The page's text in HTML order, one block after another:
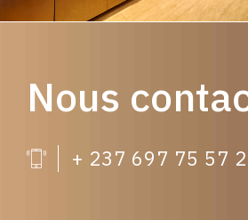
Nous
+ 237 697 75 57